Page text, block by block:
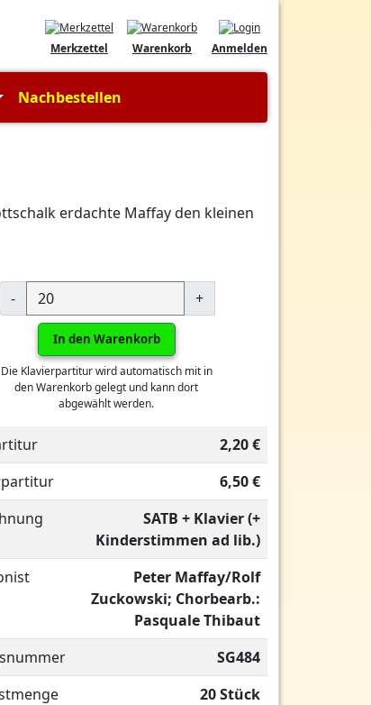
Anmelden
Warenkorb
Merkzettel
Nachbestellen
erdachte Maffay den kleinen
- +
In den Warenkorb
Die Klavierpartitur wird automatisch mit in
den Warenkorb gelegt und kann dort
abgewählt werden.
2,20 €
6,50 €
SATB + Klavier (+
Kinderstimmen ad lib.)
Peter Maffay/Rolf
Zuckowski; Chorbearb.:
Pasquale Thibaut
SG484
20 Stück